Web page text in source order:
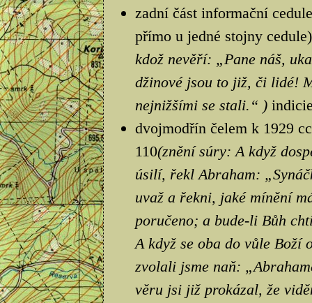
zadní část informační
přímo u jedné stojny
kdož nevěří: „Pane náš,
džinové jsou to již, či lidé!
nejnižšími se stali.“ )
dvojmodřín čelem k 1929
110(znění súry: A když
úsilí, řekl Abraham:
uvaž a řekni, jaké mínění
poručeno; a bude-li Bůh
A když se oba do vůle Boží
zvolali jsme naň:
věru jsi již prokázal, že